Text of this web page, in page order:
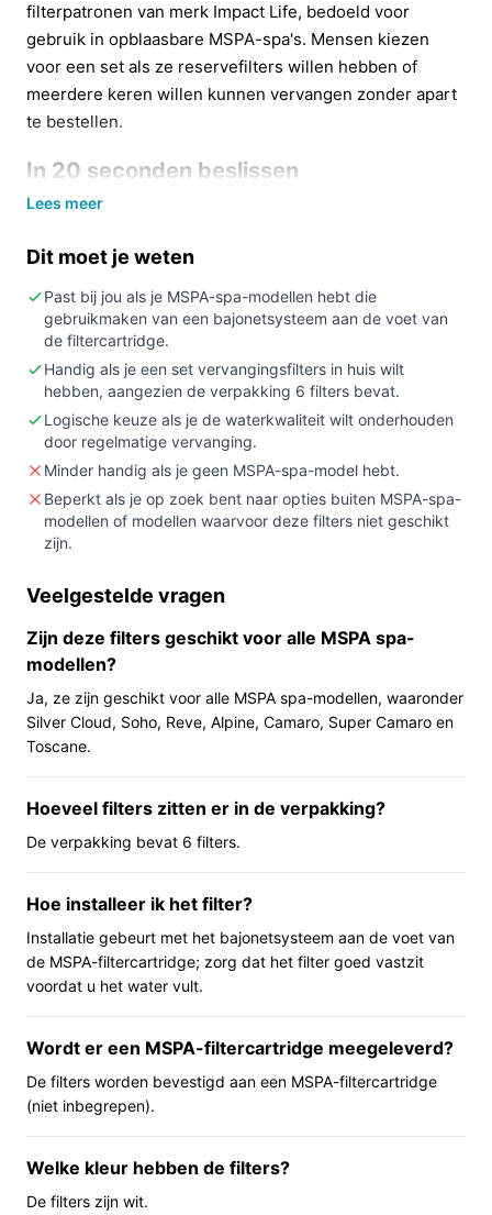
filterpatronen van merk Impact Life, bedoeld voor
gebruik in opblaasbare MSPA-spa's. Mensen kiezen
voor een set als ze reservefilters willen hebben of
meerdere keren willen kunnen vervangen zonder apart
te bestellen.
In 20 seconden beslissen
Kopen als:
Camaro, Super Camaro en Toscane) en je vooruit
wil plannen met een set van 6 vervangende filters.
Niet kopen als: je een filtercartridge nodig hebt —
deze set bevat alleen de patronen; of als je niet
zeker weet of de bajonet-aansluiting en
afmetingen passen (let op: diameter staat in de
specificaties op 0 cm).
Belangrijkste check: controleer of de filters
passen op jouw MSPA-filtercartridge en of de
bajonet‑montage overeenkomt met jouw spa.
Wat je in de praktijk merkt
In huis zorgen deze patronen dat je reserve hebt zodra
de huidige filterpatroon aan vervanging toe is. De set
van zes betekent dat je meerdere vervangingen achter
bestellen. De patronen zijn wit en compact qua
afmetingen (ongeveer 6,7 cm hoog en lang, 10 cm
Belangrijkste voordelen
Praktische voordelen van deze set vanuit dagelijks
gebruik:
in één keer, handig voor planning en
voorraadbeheer.
MSPA-filtercartridge met een bajonet‑systeem.
Gebruiksgemak en opslag: compacte, lichte
patronen die makkelijk op te bergen zijn en
eenvoudig te wisselen wanneer nodig.
Lees meer
Dit moet je weten
Past bij jou als je MSPA-spa-modellen hebt die
gebruikmaken van een bajonetsysteem aan de voet van
de filtercartridge.
Handig als je een set vervangingsfilters in huis wilt
hebben, aangezien de verpakking 6 filters bevat.
Logische keuze als je de waterkwaliteit wilt onderhouden
door regelmatige vervanging.
Minder handig als je geen MSPA-spa-model hebt.
Beperkt als je op zoek bent naar opties buiten MSPA-spa-
modellen of modellen waarvoor deze filters niet geschikt
zijn.
Veelgestelde vragen
Zijn deze filters geschikt voor alle MSPA spa-
modellen?
Ja, ze zijn geschikt voor alle MSPA spa-modellen, waaronder
Silver Cloud, Soho, Reve, Alpine, Camaro, Super Camaro en
Toscane.
Hoeveel filters zitten er in de verpakking?
De verpakking bevat 6 filters.
Hoe installeer ik het filter?
Installatie gebeurt met het bajonetsysteem aan de voet van
de MSPA-filtercartridge; zorg dat het filter goed vastzit
voordat u het water vult.
Wordt er een MSPA-filtercartridge meegeleverd?
De filters worden bevestigd aan een MSPA-filtercartridge
(niet inbegrepen).
Welke kleur hebben de filters?
De filters zijn wit.